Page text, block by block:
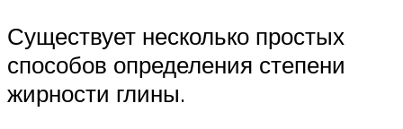
Существует несколько простых
способов определения степени
жирности глины.